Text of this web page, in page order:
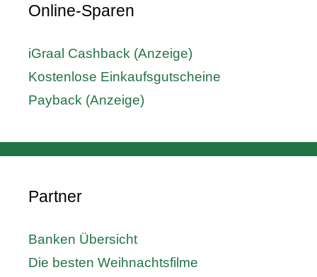
Online-Sparen
iGraal Cashback (Anzeige)
Kostenlose Einkaufsgutscheine
Payback (Anzeige)
Partner
Banken Übersicht
Die besten Weihnachtsfilme